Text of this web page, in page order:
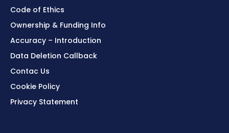
Code of Ethics
Ownership & Funding Info
Accuracy – Introduction
Data Deletion Callback
Contac Us
Cookie Policy
Privacy Statement